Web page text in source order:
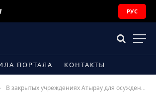
РУС
ПОРТАЛА КОНТАКТЫ
В закрытых учреждениях Атырау для осужденных установили электронные терминалы